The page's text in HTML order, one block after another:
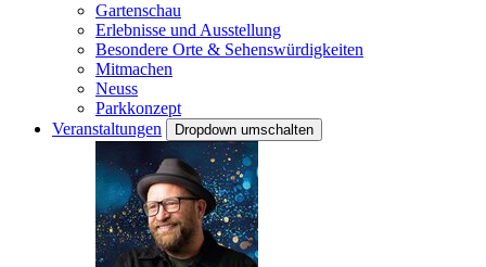
Gartenschau
Erlebnisse und Ausstellung
Besondere Orte & Sehenswürdigkeiten
Mitmachen
Neuss
Parkkonzept
Veranstaltungen
Dropdown umschalten